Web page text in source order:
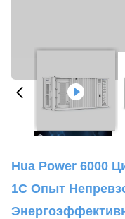
Hua Power 6000
1С Опыт